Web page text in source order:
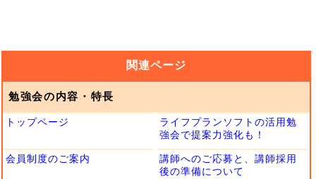
関連ページ
勉強会の内容・特長
トップページ
ライフプランソフトの活用勉
強会で提案力強化も！
会員制度のご案内
講師へのご応募と、講師採用
後の準備について